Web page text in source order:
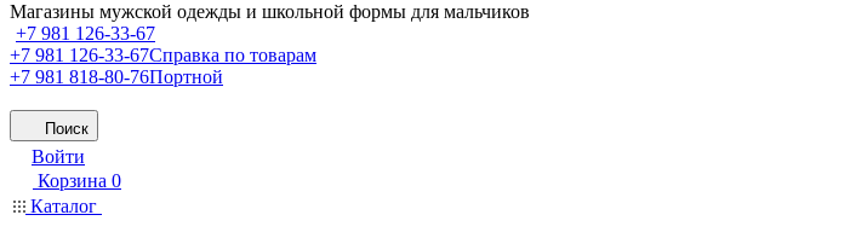
Магазины мужской одежды и школьной формы для мальчиков
+7 981 126-33-67
+7 981 126-33-67Справка по товарам
+7 981 818-80-76Портной
Поиск
Войти
Корзина 0
Каталог